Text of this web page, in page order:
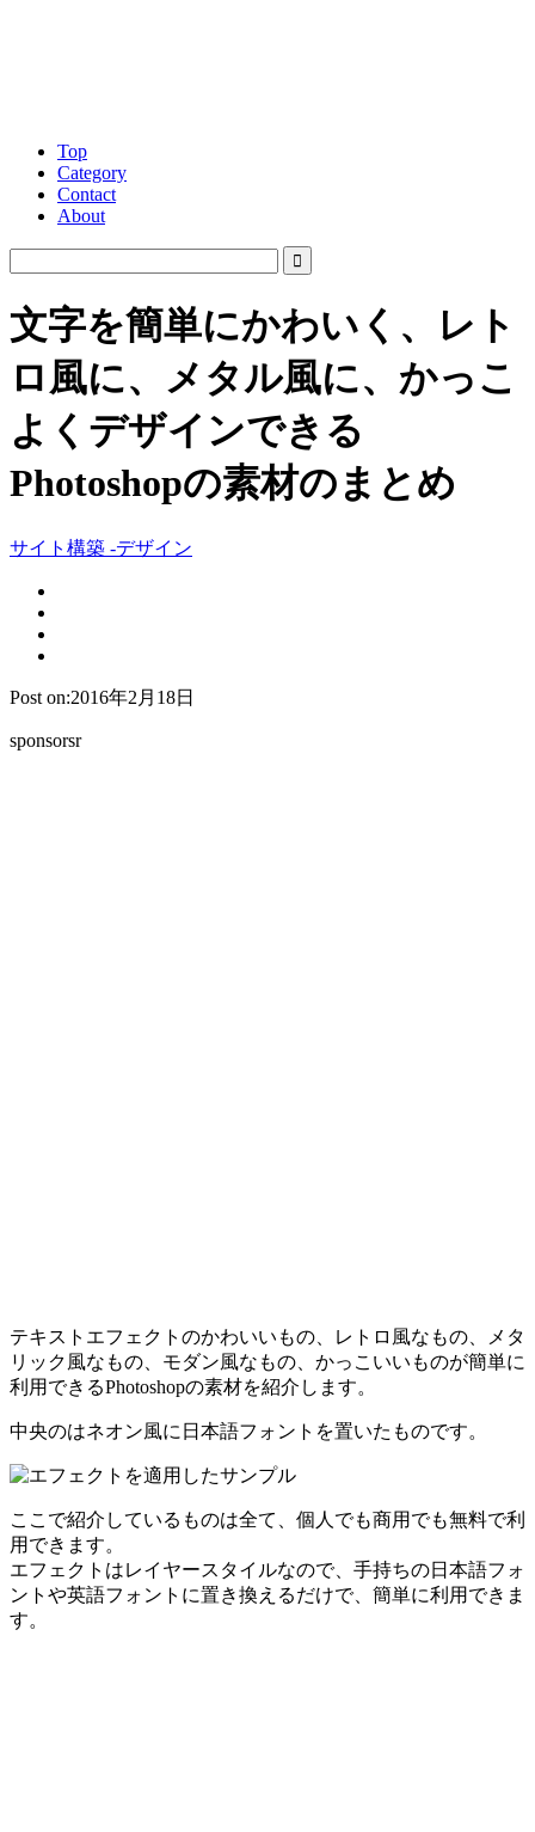
Top
Category
Contact
About
文字を簡単にかわいく、レト
ロ風に、メタル風に、かっこ
よくデザインできる
Photoshopの素材のまとめ
サイト構築 -デザイン
Post on:2016年2月18日
sponsorsr
テキストエフェクトのかわいいもの、レトロ風なもの、メタ
リック風なもの、モダン風なもの、かっこいいものが簡単に
利用できるPhotoshopの素材を紹介します。
中央のはネオン風に日本語フォントを置いたものです。
ここで紹介しているものは全て、個人でも商用でも無料で利
用できます。
エフェクトはレイヤースタイルなので、手持ちの日本語フォ
ントや英語フォントに置き換えるだけで、簡単に利用できま
す。